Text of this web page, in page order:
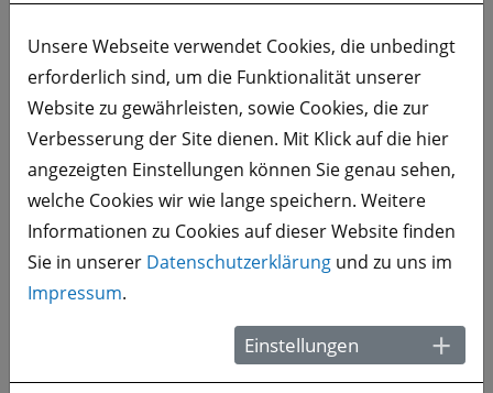
Welches Visum wird benötigt?
Welches Deutsch-Niveau wird
benötigt?
Was passiert nach der
Aufnahme in das Programm?
Gibt es Ferien?
Welche Fächer können im
Anschluss an der htw saar
studiert werden?
Unsere Webseite verwendet Cookies, die unbedingt
erforderlich sind, um die Funktionalität unserer
Website zu gewährleisten, sowie Cookies, die zur
Verbesserung der Site dienen. Mit Klick auf die hier
angezeigten Einstellungen können Sie genau sehen,
welche Cookies wir wie lange speichern. Weitere
Informationen zu Cookies auf dieser Website finden
Sie in unserer Datenschutzerklärung und zu uns im
Impressum.
Einstellungen